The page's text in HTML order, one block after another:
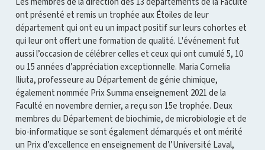
ont présenté et remis un trophée aux Étoiles de leur
département qui ont eu un impact positif sur leurs cohortes et
qui leur ont offert une formation de qualité. L'événement fut
aussi l’occasion de célébrer celles et ceux qui ont cumulé 5, 10
ou 15 années d’appréciation exceptionnelle. Maria Cornelia
Iliuta, professeure au Département de génie chimique,
également nommée Prix Summa enseignement 2021 de la
Faculté en novembre dernier, a reçu son 15e trophée. Deux
membres du Département de biochimie, de microbiologie et de
bio-informatique se sont également démarqués et ont mérité
un Prix d’excellence en enseignement de l’Université Laval,